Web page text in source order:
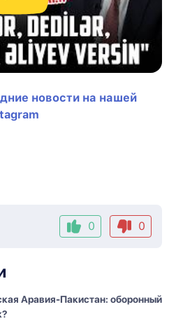
новости на нашей
0 0
Аравия-Пакистан: оборонный